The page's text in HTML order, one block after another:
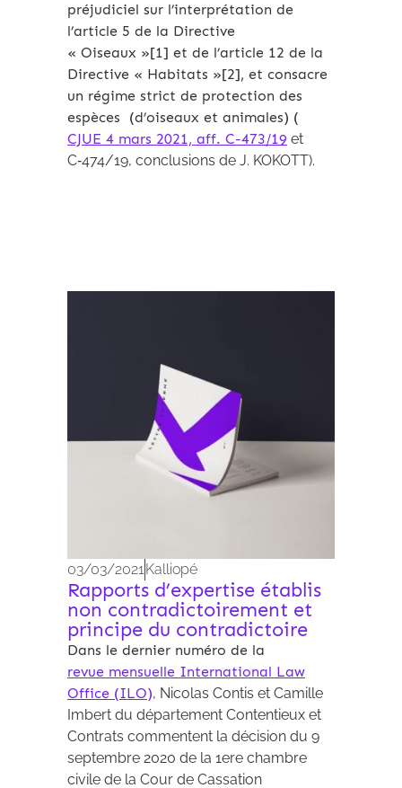
préjudiciel sur l’interprétation de
l’article 5 de la Directive
« Oiseaux »[1] et de l’article 12 de la
Directive « Habitats »[2], et consacre
un régime strict de protection des
espèces (d’oiseaux et animales) (
CJUE 4 mars 2021, aff. C-473/19 et
C‑474/19, conclusions de J. KOKOTT).
03/03/2021Kalliopé
Rapports d’expertise établis
non contradictoirement et
principe du contradictoire
Dans le dernier numéro de la
revue mensuelle International Law
Office (ILO), Nicolas Contis et Camille
Imbert du département Contentieux et
Contrats commentent la décision du 9
septembre 2020 de la 1ere chambre
civile de la Cour de Cassation